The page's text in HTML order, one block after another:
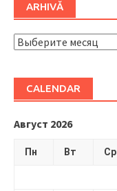
ARHIVĂ
ARHIVĂ
CALENDAR
Август 2026
Пн Вт Ср